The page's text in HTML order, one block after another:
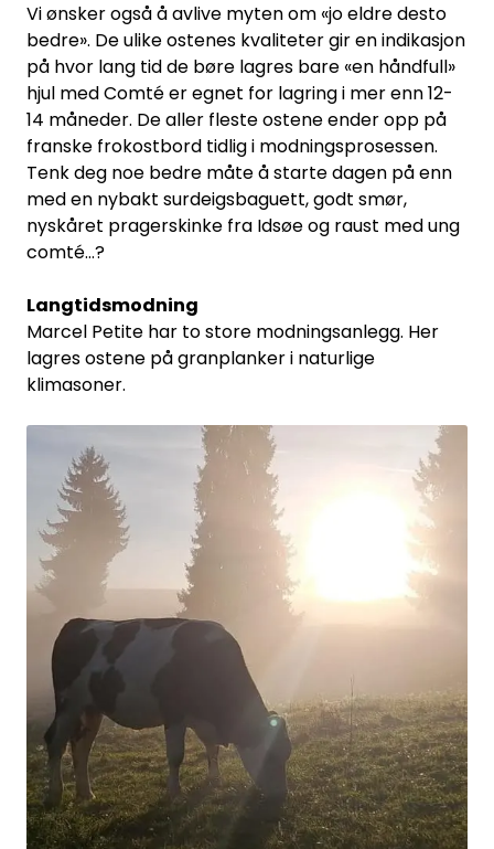
Vi ønsker også å avlive myten om «jo eldre desto
bedre». De ulike ostenes kvaliteter gir en indikasjon
på hvor lang tid de børe lagres bare «en håndfull»
hjul med Comté er egnet for lagring i mer enn 12-
14 måneder. De aller fleste ostene ender opp på
franske frokostbord tidlig i modningsprosessen.
Tenk deg noe bedre måte å starte dagen på enn
med en nybakt surdeigsbaguett, godt smør,
nyskåret pragerskinke fra Idsøe og raust med ung
comté…?
Langtidsmodning
Marcel Petite har to store modningsanlegg. Her
lagres ostene på granplanker i naturlige
klimasoner.